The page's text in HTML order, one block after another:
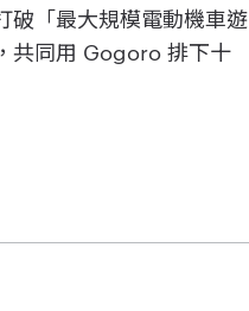
破「最大規模電動機車遊
共同用 Gogoro 排下十